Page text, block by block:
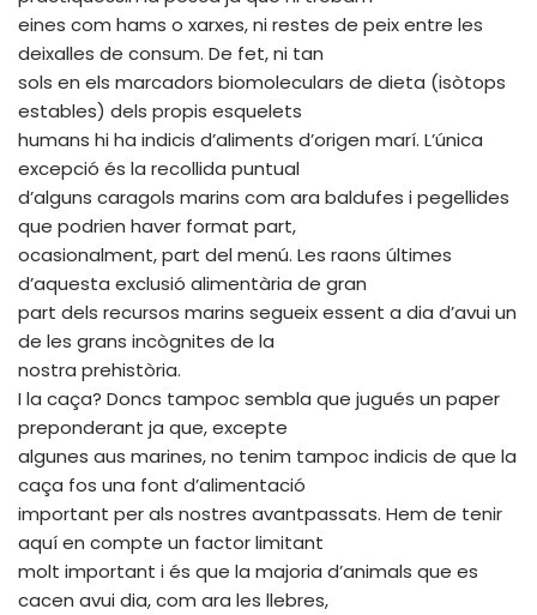
eines com hams o xarxes, ni restes de peix entre les
deixalles de consum. De fet, ni tan
sols en els marcadors biomoleculars de dieta (isòtops
estables) dels propis esquelets
humans hi ha indicis d’aliments d’origen marí. L’única
excepció és la recollida puntual
d’alguns caragols marins com ara baldufes i pegellides
que podrien haver format part,
ocasionalment, part del menú. Les raons últimes
d’aquesta exclusió alimentària de gran
part dels recursos marins segueix essent a dia d’avui un
de les grans incògnites de la
nostra prehistòria.
I la caça? Doncs tampoc sembla que jugués un paper
preponderant ja que, excepte
algunes aus marines, no tenim tampoc indicis de que la
caça fos una font d’alimentació
important per als nostres avantpassats. Hem de tenir
aquí en compte un factor limitant
molt important i és que la majoria d’animals que es
cacen avui dia, com ara les llebres,